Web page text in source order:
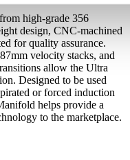
high-grade 356
design, CNC-machined
for quality assurance.
velocity stacks, and
allow the Ultra
Designed to be used
or forced induction
helps provide a
to the marketplace.